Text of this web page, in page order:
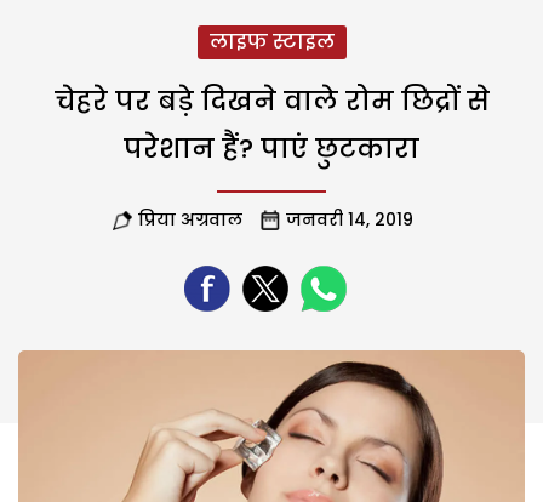
लाइफ स्टाइल
चेहरे पर बड़े दिखने वाले रोम छिद्रों से
परेशान हैं? पाएं छुटकारा
प्रिया अग्रवाल जनवरी 14, 2019